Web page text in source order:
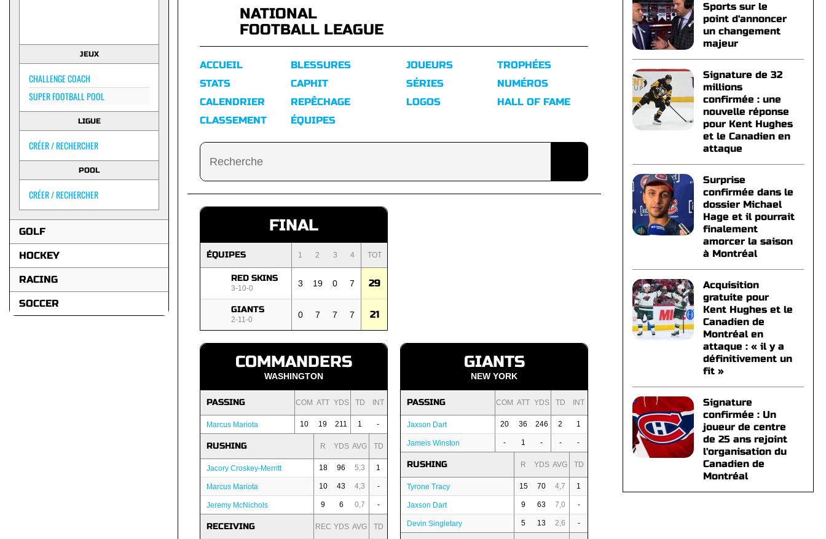
JEUX
CHALLENGE COACH
SUPER FOOTBALL POOL
LIGUE
CRÉER / RECHERCHER
POOL
CRÉER / RECHERCHER
GOLF
HOCKEY
RACING
SOCCER
NATIONAL
FOOTBALL LEAGUE
ACCUEIL
STATS
CALENDRIER
CLASSEMENT
BLESSURES
CAPHIT
REPÊCHAGE
ÉQUIPES
JOUEURS
SÉRIES
LOGOS
TROPHÉES
NUMÉROS
HALL OF FAME
FINAL
ÉQUIPES 1 2 3 4 TOT
RED SKINS
3-10-0 3 19 0 7 29
GIANTS
2-11-0 0 7 7 7 21
COMMANDERS
WASHINGTON
PASSING COM ATT YDS TD INT
Marcus Mariota 10 19 211 1 -
RUSHING R YDS AVG TD
Jacory Croskey-Merritt 18 96 5,3 1
Marcus Mariota 10 43 4,3 -
Jeremy McNichols 9 6 0,7 -
RECEIVING REC YDS AVG TD
GIANTS
NEW YORK
PASSING COM ATT YDS TD INT
Jaxson Dart 20 36 246 2 1
Jameis Winston - 1 - - -
RUSHING R YDS AVG TD
Tyrone Tracy 15 70 4,7 1
Jaxson Dart 9 63 7,0 -
Devin Singletary 5 13 2,6 -
Sports sur le
point d'annoncer
un changement
majeur
Signature de 32
millions
confirmée : une
nouvelle réponse
pour Kent Hughes
et le Canadien en
attaque
Surprise
confirmée dans le
dossier Michael
Hage et il pourrait
finalement
amorcer la saison
à Montréal
Acquisition
gratuite pour
Kent Hughes et le
Canadien de
Montréal en
attaque : « il y a
définitivement un
fit »
Signature
confirmée : Un
joueur de centre
de 25 ans rejoint
l'organisation du
Canadien de
Montréal